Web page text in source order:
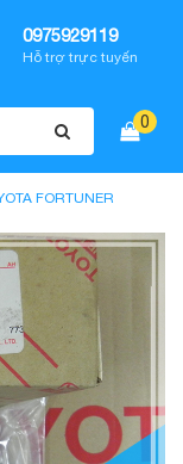
0975929119
Hỗ trợ trực tuyến
0
FORTUNER